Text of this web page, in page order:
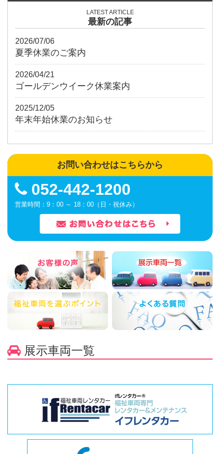
LATEST ARTICLE
最新の記事
2026/07/06
夏季休業のご案内
2026/04/21
ゴールデンウイーク休業案内
2025/12/05
年末年始休業のお知らせ
お問い合わせはこちらから
052-442-1200
営業時間：9：00 ～ 18：00（日・祝休み）
展示車両一覧